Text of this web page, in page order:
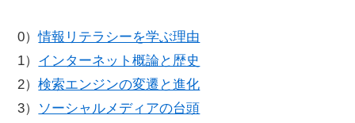
0）情報リテラシーを学ぶ理由
1） インターネット概論と歴史
2）検索エンジンの変遷と進化
3） ソーシャルメディアの台頭